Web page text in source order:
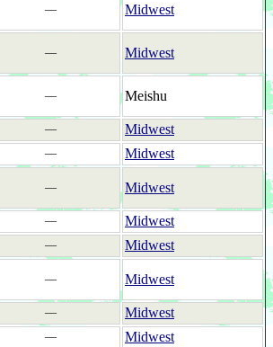
― Midwest
― Midwest
― Meishu
―
Midwest
―
Midwest
― Midwest
―
Midwest
―
Midwest
― Midwest
―
Midwest
― Midwest